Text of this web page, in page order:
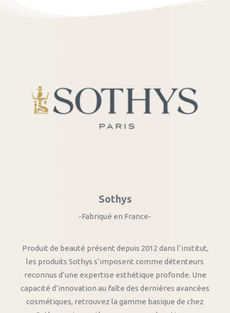
Sothys
-Fabriqué en France-
Produit de beauté présent depuis 2012 dans l’institut,
les produits Sothys s’imposent comme détenteurs
reconnus d’une expertise esthétique profonde. Une
capacité d’innovation au faîte des dernières avancées
cosmétiques, retrouvez la gamme basique de chez